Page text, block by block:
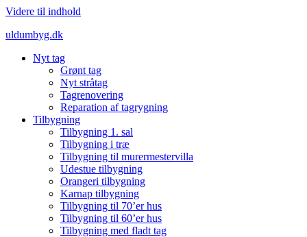
Videre til indhold
uldumbyg.dk
Nyt tag
Grønt tag
Nyt stråtag
Tagrenovering
Reparation af tagrygning
Tilbygning
Tilbygning 1. sal
Tilbygning i træ
Tilbygning til murermestervilla
Udestue tilbygning
Orangeri tilbygning
Karnap tilbygning
Tilbygning til 70’er hus
Tilbygning til 60’er hus
Tilbygning med fladt tag